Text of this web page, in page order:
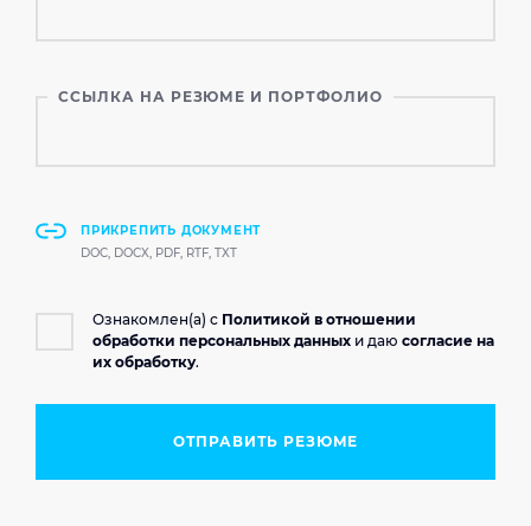
ССЫЛКА НА РЕЗЮМЕ И ПОРТФОЛИО
ПРИКРЕПИТЬ ДОКУМЕНТ
DOC, DOCX, PDF, RTF, TXT
Ознакомлен(а) с Политикой в отношении
обработки персональных данных и даю согласие на
их обработку.
ОТПРАВИТЬ РЕЗЮМЕ